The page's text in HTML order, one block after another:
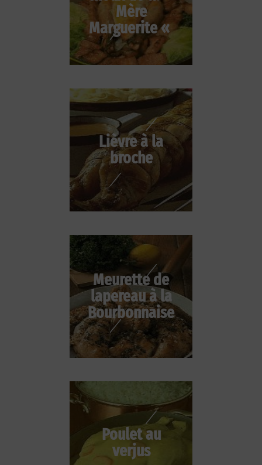
Mère
Marguerite «
Lièvre à la
broche
Meurette de
lapereau à la
Bourbonnaise
Poulet au
verjus